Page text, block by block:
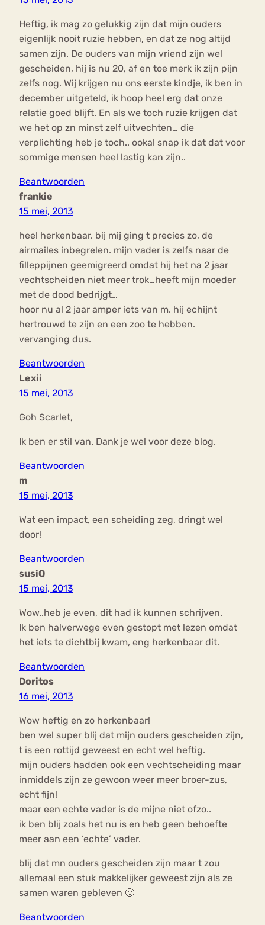
Heftig, ik mag zo gelukkig zijn dat mijn ouders
eigenlijk nooit ruzie hebben, en dat ze nog altijd
samen zijn. De ouders van mijn vriend zijn wel
gescheiden, hij is nu 20, af en toe merk ik zijn pijn
zelfs nog. Wij krijgen nu ons eerste kindje, ik ben in
december uitgeteld, ik hoop heel erg dat onze
relatie goed blijft. En als we toch ruzie krijgen dat
we het op zn minst zelf uitvechten… die
verplichting heb je toch.. ookal snap ik dat dat voor
sommige mensen heel lastig kan zijn..
Beantwoorden
frankie
15 mei, 2013
heel herkenbaar. bij mij ging t precies zo, de
airmailes inbegrelen. mijn vader is zelfs naar de
filleppijnen geemigreerd omdat hij het na 2 jaar
vechtscheiden niet meer trok…heeft mijn moeder
met de dood bedrijgt…
hoor nu al 2 jaar amper iets van m. hij echijnt
hertrouwd te zijn en een zoo te hebben.
vervanging dus.
Beantwoorden
Lexii
15 mei, 2013
Goh Scarlet,
Ik ben er stil van. Dank je wel voor deze blog.
Beantwoorden
m
15 mei, 2013
Wat een impact, een scheiding zeg, dringt wel
door!
Beantwoorden
susiQ
15 mei, 2013
Wow..heb je even, dit had ik kunnen schrijven.
Ik ben halverwege even gestopt met lezen omdat
het iets te dichtbij kwam, eng herkenbaar dit.
Beantwoorden
Doritos
16 mei, 2013
Wow heftig en zo herkenbaar!
ben wel super blij dat mijn ouders gescheiden zijn,
t is een rottijd geweest en echt wel heftig.
mijn ouders hadden ook een vechtscheiding maar
inmiddels zijn ze gewoon weer meer broer-zus,
echt fijn!
maar een echte vader is de mijne niet ofzo..
ik ben blij zoals het nu is en heb geen behoefte
meer aan een ‘echte’ vader.
blij dat mn ouders gescheiden zijn maar t zou
allemaal een stuk makkelijker geweest zijn als ze
samen waren gebleven 🙂
Beantwoorden